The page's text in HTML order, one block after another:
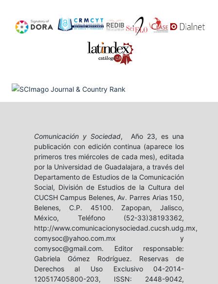
Comunicación y Sociedad, Año 23, es una
publicación con edición continua (aparece los
primeros tres miércoles de cada mes), editada
por la Universidad de Guadalajara, a través del
Departamento de Estudios de la Comunicación
Social, División de Estudios de la Cultura del
CUCSH Campus Belenes, Av. Parres Arias 150,
Belenes, C.P. 45100. Zapopan, Jalisco,
México, Teléfono (52-33)38193362,
http://www.comunicacionysociedad.cucsh.udg.mx,
comysoc@yahoo.com.mx y
comysoc@gmail.com. Editor responsable:
Gabriela Gómez Rodríguez. Reservas de
Derechos al Uso Exclusivo 04-2014-
120517405800-203, ISSN: 2448-9042,